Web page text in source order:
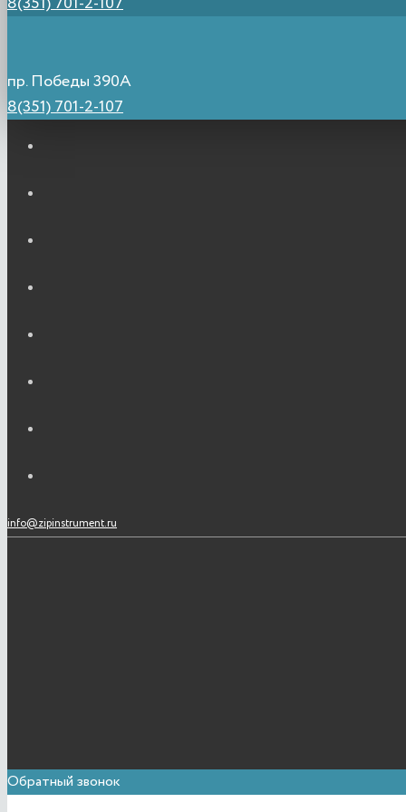
пр. Победы 390А
8(351) 701-2-107
info@zipinstrument.ru
Обратный звонок